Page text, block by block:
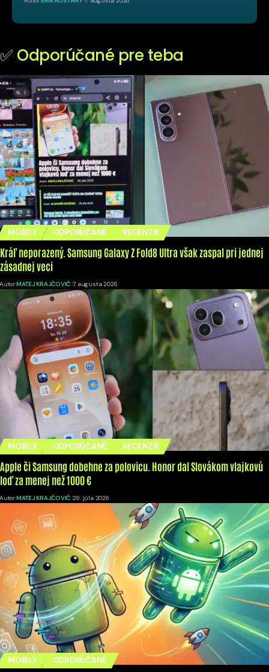
✅ Odporúčané pre teba
MOBILY ODPORÚČANÉ RECENZIE
Kráľ neporazený. Samsung Galaxy Z Fold8 Ultra však zaspal pri jednej
zásadnej veci
Autor:MATEJ KRAJČOVIČ 7. augusta 2026
MOBILY ODPORÚČANÉ RECENZIE
Apple či Samsung dobehne za polovicu. Honor dal Slovákom vlajkovú
loď za menej než 1000 €
Autor:MATEJ KRAJČOVIČ 28. júla 2026
MOBILY ODPORÚČANÉ